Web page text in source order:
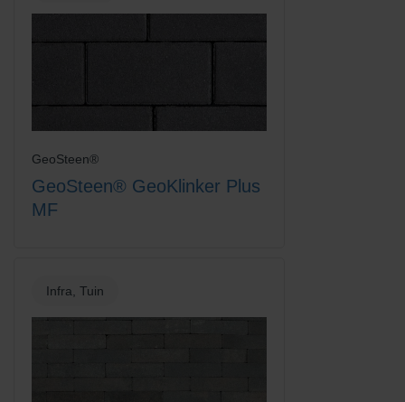
GeoSteen®
GeoSteen® GeoKlinker Plus
MF
Infra, Tuin